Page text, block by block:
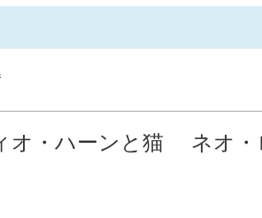
オ・ハーンと猫 ネオ・